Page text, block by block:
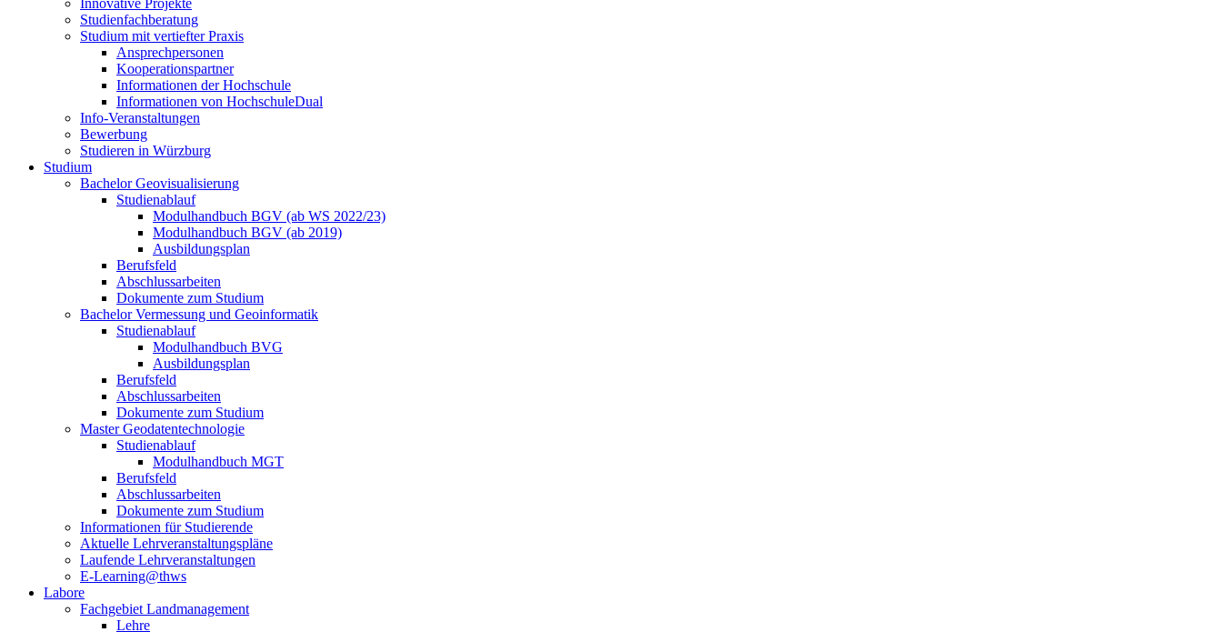
Innovative Projekte
Studienfachberatung
Studium mit vertiefter Praxis
Ansprechpersonen
Kooperationspartner
Informationen der Hochschule
Informationen von HochschuleDual
Info-Veranstaltungen
Bewerbung
Studieren in Würzburg
Studium
Bachelor Geovisualisierung
Studienablauf
Modulhandbuch BGV (ab WS 2022/23)
Modulhandbuch BGV (ab 2019)
Ausbildungsplan
Berufsfeld
Abschlussarbeiten
Dokumente zum Studium
Bachelor Vermessung und Geoinformatik
Studienablauf
Modulhandbuch BVG
Ausbildungsplan
Berufsfeld
Abschlussarbeiten
Dokumente zum Studium
Master Geodatentechnologie
Studienablauf
Modulhandbuch MGT
Berufsfeld
Abschlussarbeiten
Dokumente zum Studium
Informationen für Studierende
Aktuelle Lehrveranstaltungspläne
Laufende Lehrveranstaltungen
E-Learning@thws
Labore
Fachgebiet Landmanagement
Lehre